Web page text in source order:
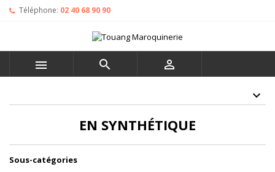
Téléphone: 02 40 68 90 90
  
EN SYNTHÉTIQUE
Sous-catégories